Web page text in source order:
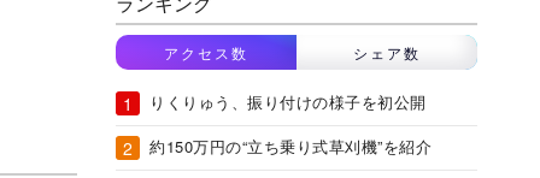
アクセス数 シェア数
りくりゅう、振り付けの様子を初公開
約150万円の“立ち乗り式草刈機”を紹介